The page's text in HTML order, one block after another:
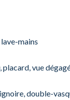
mains
vue
double-